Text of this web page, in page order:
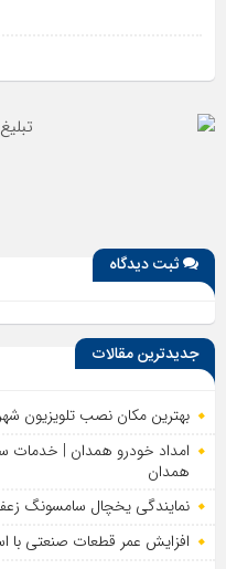
ثبت دیدگاه
جدیدترین مقالات
بهترین مکان نصب تلویزیون
امداد خودرو همدان | خدمات
همدان
نمایندگی یخچال سامسونگ زعفرانیه؛
افزایش عمر قطعات صنعتی با